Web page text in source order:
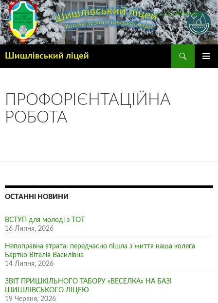
Шишлівський ліцей
ПРОФОРІЄНТАЦІЙНА
РОБОТА
ОСТАННІ НОВИНИ
ВСТУП для молоді з ТОТ
16 Липня, 2026
Непоправна втрата: передчасно пішла з життя наша колега
Бартко Віталія Василівна
14 Липня, 2026
ЗВІТ ПРИШКІЛЬНОГО ТАБОРУ «ВЕСЕЛКА» НА БАЗІ
ШИШЛІВСЬКОГО ЛІЦЕЮ
19 Червня, 2026
Ukrainian ▼